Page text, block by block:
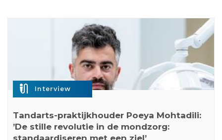
mic_external_on Interview
Tandarts-praktijkhouder Poeya Mohtadili:
’De stille revolutie in de mondzorg: